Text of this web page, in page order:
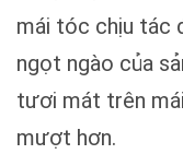
mái tóc chịu tác
ngọt ngào của
tươi mát trên
mượt hơn.